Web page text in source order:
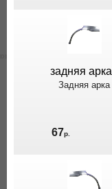
задняя
Задняя
67р.